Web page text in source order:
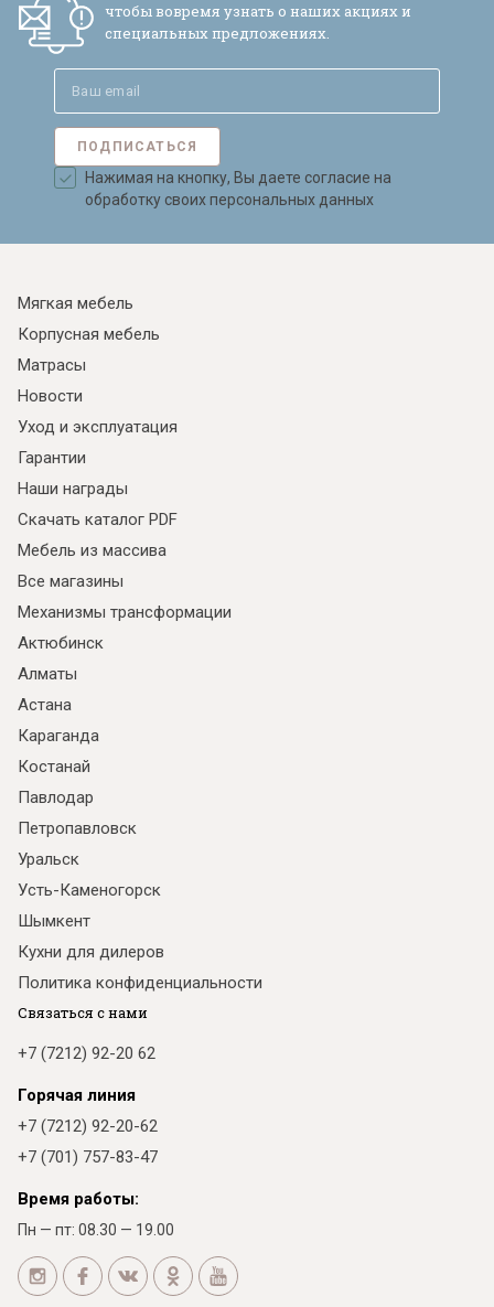
чтобы вовремя узнать о наших акциях и
специальных предложениях.
ПОДПИСАТЬСЯ
Нажимая на кнопку, Вы даете согласие на
обработку своих персональных данных
Мягкая мебель
Корпусная мебель
Матрасы
Новости
Уход и эксплуатация
Гарантии
Наши награды
Скачать каталог PDF
Мебель из массива
Все магазины
Механизмы трансформации
Актюбинск
Алматы
Астана
Караганда
Костанай
Павлодар
Петропавловск
Уральск
Усть-Каменогорск
Шымкент
Кухни для дилеров
Политика конфиденциальности
Связаться с нами
+7 (7212) 92-20 62
Горячая линия
+7 (7212) 92-20-62
+7 (701) 757-83-47
Время работы:
Пн — пт: 08.30 — 19.00